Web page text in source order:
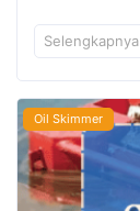
Selengkapnya
Oil Skimmer